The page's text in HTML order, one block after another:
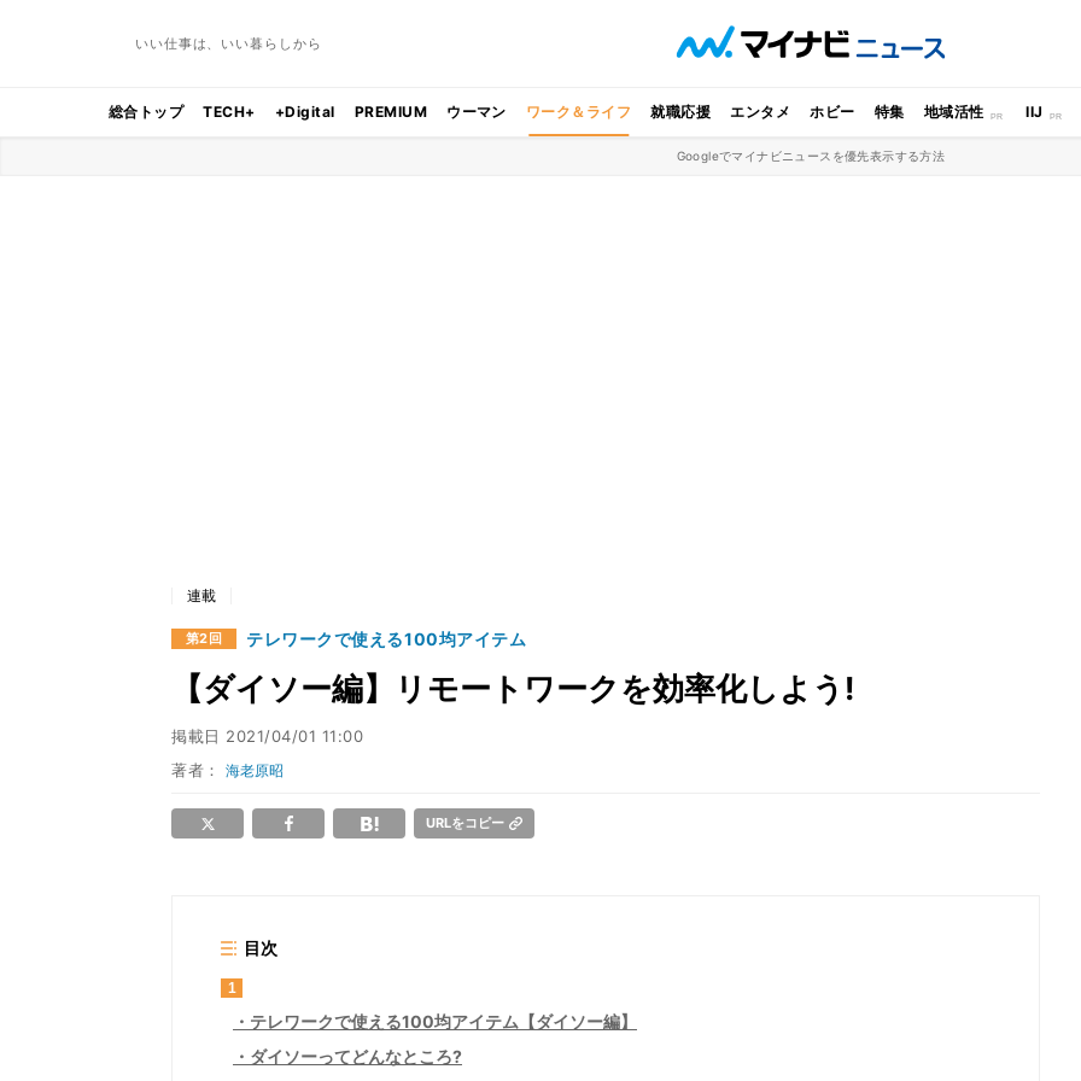
いい仕事は、いい暮らしから
総合トップ TECH+ +Digital PREMIUM ウーマン ワーク＆ライフ 就職応援 エンタメ ホビー 特集 地域活性 IIJ
Googleでマイナビニュースを優先表示する方法
連載
第2回 テレワークで使える100均アイテム
【ダイソー編】リモートワークを効率化しよう!
掲載日 2021/04/01 11:00
著者：海老原昭
URLをコピー
目次
1
テレワークで使える100均アイテム【ダイソー編】
ダイソーってどんなところ?